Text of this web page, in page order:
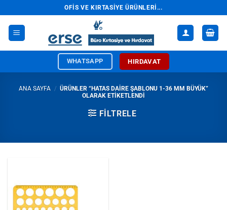
atla
OFIS VE KIRTASIYE ÜRÜNLERI...
WHATSAPP HIRDAVAT
ANA SAYFA / ÜRÜNLER “HATAS DAIRE ŞABLONU 1-36 MM BÜYÜK”
OLARAK ETIKETLENDI
FILTRELE